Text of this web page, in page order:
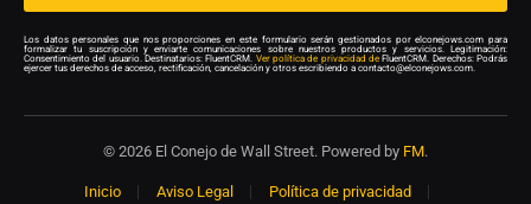
Los datos personales que nos proporciones en este formulario serán gestionados por elconejows.com para
formalizar tu suscripción y enviarte comunicaciones sobre nuestros productos y servicios. Legitimación:
Consentimiento del usuario. Destinatarios: FluentCRM. Ver política de privacidad de FluentCRM. Derechos: Podrás
ejercer tus derechos de acceso, rectificación, cancelación y otros escribiendo a contacto@elconejows.com.
© 2026 El Conejo de Wall Street. Powered by FM.
Inicio Aviso Legal
Política de privacidad